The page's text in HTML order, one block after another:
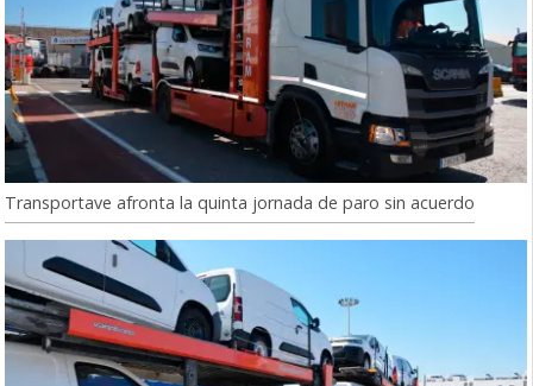
Transportave afronta la quinta jornada de paro sin acuerdo